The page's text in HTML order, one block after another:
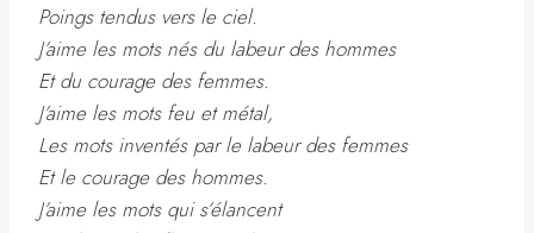
Poings tendus vers le ciel.
J’aime les mots nés du labeur des hommes
Et du courage des femmes.
J’aime les mots feu et métal,
Les mots inventés par le labeur des femmes
Et le courage des hommes.
J’aime les mots qui s’élancent